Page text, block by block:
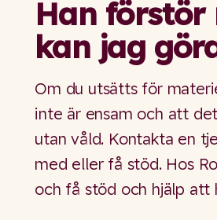
Han förstör
kan jag
Om du utsätts för
inte är ensam och att
utan våld. Kontakta en
med eller få stöd. Hos
och få stöd och hjälp